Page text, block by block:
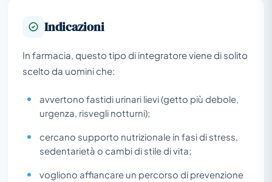
Indicazioni
In farmacia, questo tipo di integratore viene di solito
scelto da uomini che:
avvertono fastidi urinari lievi (getto più debole,
urgenza, risvegli notturni);
cercano supporto nutrizionale in fasi di stress,
sedentarietà o cambi di stile di vita;
vogliono affiancare un percorso di prevenzione